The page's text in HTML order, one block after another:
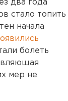
два года
стало топить
начала
болеть
мер не